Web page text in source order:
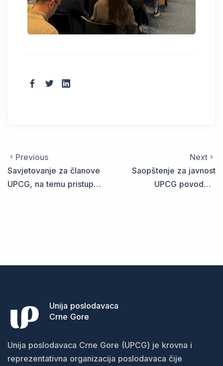
Previous
Savjetovanje za članove
UPCG, na temu pristupa i
Next
Saopštenje za javnost
UPCG povodom
Unija poslodavaca
Crne Gore
Unija poslodavaca Crne Gore (UPCG) je krovna i
reprezentativna organizacija poslodavaca čije